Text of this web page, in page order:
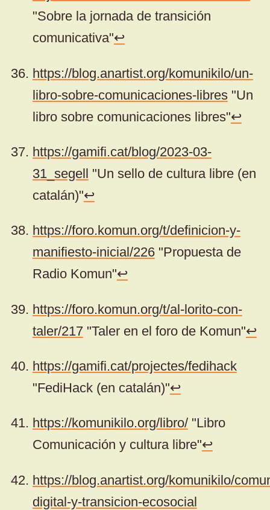
"Sobre la jornada de transición
comunicativa"↩
https://blog.anartist.org/komunikilo/un-
libro-sobre-comunicaciones-libres"Un
libro sobre comunicaciones libres"↩
https://gamifi.cat/blog/2023-03-
31_segell "Un sello de cultura libre (en
catalán)"↩
https://foro.komun.org/t/definicion-y-
manifiesto-inicial/226"Propuesta de
Radio Komun"↩
https://foro.komun.org/t/al-lorito-con-
taler/217"Taler en el foro de Komun"↩
https://gamifi.cat/projectes/fedihack
"FediHack (en catalán)"↩
https://komunikilo.org/libro/"Libro
Comunicación y cultura libre"↩
https://blog.anartist.org/komunikilo/
digital-y-transicion-ecosocial